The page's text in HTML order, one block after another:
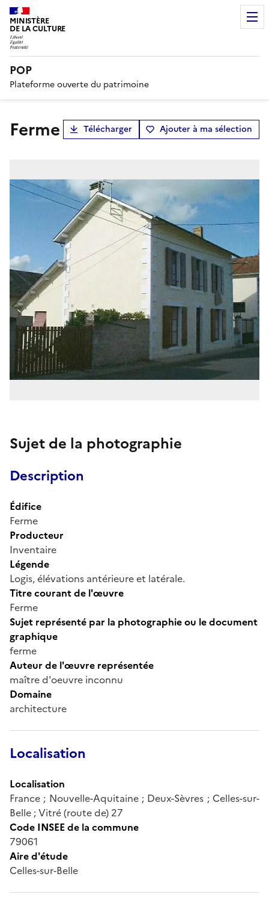
MINISTÈRE
DE LA CULTURE
POP
Plateforme ouverte du patrimoine
Ferme Télécharger Ajouter à ma sélection
Sujet de la photographie
Description
Édifice
Ferme
Producteur
Inventaire
Légende
Logis, élévations antérieure et latérale.
Titre courant de l'œuvre
Ferme
Sujet représenté par la photographie ou le document
graphique
ferme
Auteur de l'œuvre représentée
maître d'oeuvre inconnu
Domaine
architecture
Localisation
Localisation
France ; Nouvelle-Aquitaine ; Deux-Sèvres ; Celles-sur-
Belle ; Vitré (route de) 27
Code INSEE de la commune
79061
Aire d'étude
Celles-sur-Belle